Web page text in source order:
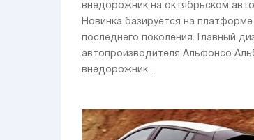
внедорожник на октябрьском
Новинка базируется на
последнего поколения. Главный
автопроизводителя Альфонсо
внедорожник ...